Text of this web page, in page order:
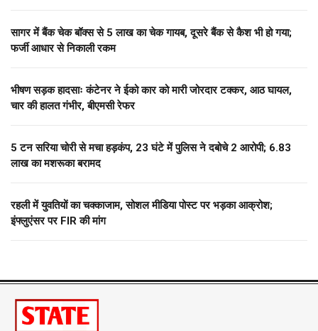
सागर में बैंक चेक बॉक्स से 5 लाख का चेक गायब, दूसरे बैंक से कैश भी हो गया;
फर्जी आधार से निकाली रकम
भीषण सड़क हादसाः कंटेनर ने ईको कार को मारी जोरदार टक्कर, आठ घायल,
चार की हालत गंभीर, बीएमसी रेफर
5 टन सरिया चोरी से मचा हड़कंप, 23 घंटे में पुलिस ने दबोचे 2 आरोपी; 6.83
लाख का मशरूका बरामद
रहली में युवतियों का चक्काजाम, सोशल मीडिया पोस्ट पर भड़का आक्रोश;
इंफ्लुएंसर पर FIR की मांग